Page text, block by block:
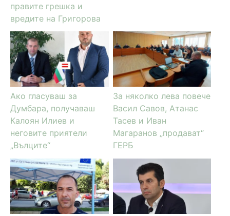
правите грешка и
вредите на Григорова
Ако гласуваш за
Думбара, получаваш
Калоян Илиев и
неговите приятели
„Вълците“
За няколко лева повече
Васил Савов, Атанас
Тасев и Иван
Магаранов „продават“
ГЕРБ